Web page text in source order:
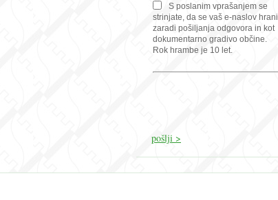
S poslanim vprašanjem se
strinjate, da se vaš e-naslov hrani
zaradi pošiljanja odgovora in kot
dokumentarno gradivo občine.
Rok hrambe je 10 let.